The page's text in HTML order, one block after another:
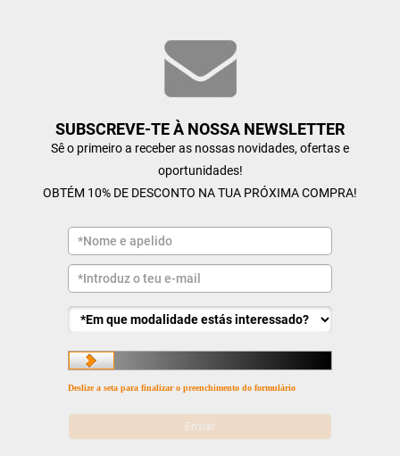
SUBSCREVE-TE À NOSSA NEWSLETTER
Sê o primeiro a receber as nossas novidades, ofertas e
oportunidades!
OBTÉM 10% DE DESCONTO NA TUA PRÓXIMA COMPRA!
Deslize a seta para finalizar o preenchimento do formulário